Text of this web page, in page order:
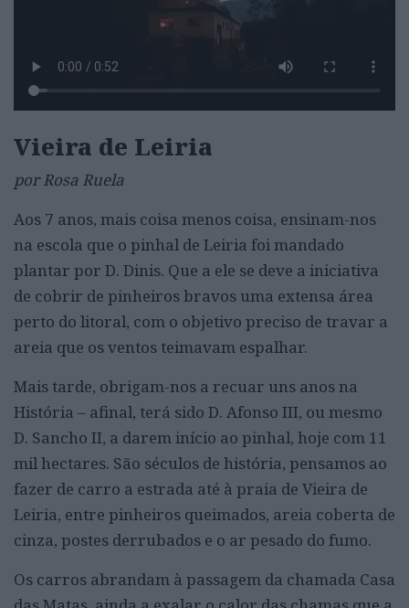
Vieira de Leiria
por Rosa Ruela
Aos 7 anos, mais coisa menos coisa, ensinam-nos
na escola que o pinhal de Leiria foi mandado
plantar por D. Dinis. Que a ele se deve a iniciativa
de cobrir de pinheiros bravos uma extensa área
perto do litoral, com o objetivo preciso de travar a
areia que os ventos teimavam espalhar.
Mais tarde, obrigam-nos a recuar uns anos na
História – afinal, terá sido D. Afonso III, ou mesmo
D. Sancho II, a darem início ao pinhal, hoje com 11
mil hectares. São séculos de história, pensamos ao
fazer de carro a estrada até à praia de Vieira de
Leiria, entre pinheiros queimados, areia coberta de
cinza, postes derrubados e o ar pesado do fumo.
Os carros abrandam à passagem da chamada Casa